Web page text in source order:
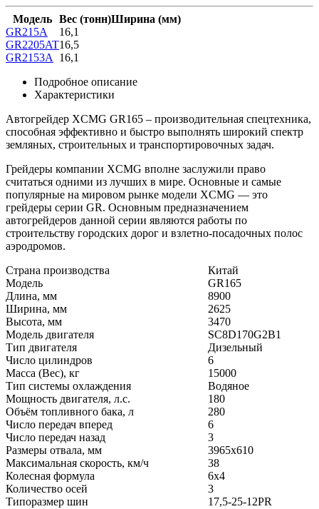
Модель Вес (тонн)Ширина (мм)
GR215A
16,1
GR2205AT16,5
GR2153A
16,1
Подробное описание
Характеристики
Автогрейдер XCMG GR165 – производительная спецтехника,
способная эффективно и быстро выполнять широкий спектр
земляных, строительных и транспортировочных задач.
Грейдеры компании XCMG вполне заслужили право
считаться одними из лучших в мире. Основные и самые
популярные на мировом рынке модели XCMG — это
грейдеры серии GR. Основным предназначением
автогрейдеров данной серии являются работы по
строительству городских дорог и взлетно-посадочных полос
аэродромов.
Страна производства
Китай
Модель
GR165
Длина, мм
8900
Ширина, мм
2625
Высота, мм
3470
Модель двигателя
SC8D170G2B1
Тип двигателя
Дизельный
Число цилиндров
6
Масса (Вес), кг
15000
Тип системы охлаждения
Водяное
Мощность двигателя, л.с.
180
Объём топливного бака, л
280
Число передач вперед
6
Число передач назад
3
Размеры отвала, мм
3965x610
Максимальная скорость, км/ч
38
Колесная формула
6х4
Количество осей
3
Типоразмер шин
17,5-25-12PR